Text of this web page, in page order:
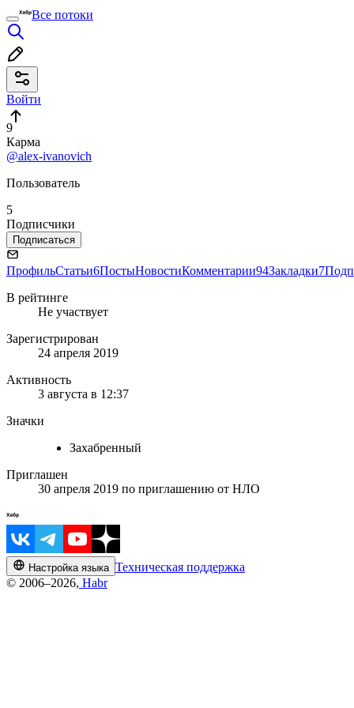
Все потоки
Войти
9
Карма
@alex-ivanovich
Пользователь
5
Подписчики
Подписаться
ПрофильСтатьи6ПостыНовостиКомментарии94Закладки7
В рейтинге
Не участвует
Зарегистрирован
24 апреля 2019
Активность
3 августа в 12:37
Значки
Захабренный
Приглашен
30 апреля 2019 по приглашению от НЛО
Настройка языка Техническая поддержка
© 2006–2026, Habr